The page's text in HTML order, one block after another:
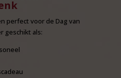
perfect voor de Dag van
geschikt als: